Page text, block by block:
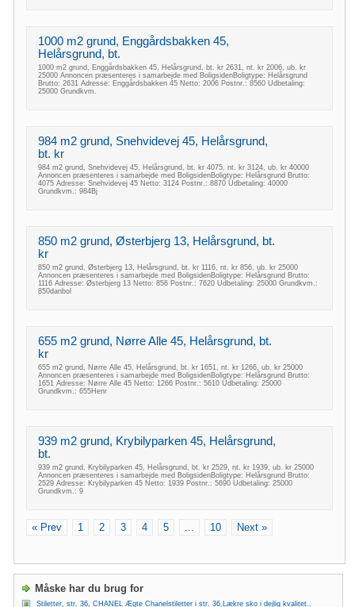
1000 m2 grund, Enggårdsbakken 45,
Helårsgrund, bt.
1000 m2 grund, Enggårdsbakken 45, Helårsgrund, bt. kr 2631, nt. kr 2006, ub. kr
25000 Annoncen præsenteres i samarbejde med BoligsidenBoligtype: Helårsgrund
Brutto: 2631 Adresse: Enggårdsbakken 45 Netto: 2006 Postnr.: 8560 Udbetaling:
25000 Grundkvm.
984 m2 grund, Snehvidevej 45, Helårsgrund,
bt. kr
984 m2 grund, Snehvidevej 45, Helårsgrund, bt. kr 4075, nt. kr 3124, ub. kr 40000
Annoncen præsenteres i samarbejde med BoligsidenBoligtype: Helårsgrund Brutto:
4075 Adresse: Snehvidevej 45 Netto: 3124 Postnr.: 8870 Udbetaling: 40000
Grundkvm.: 984Bj
850 m2 grund, Østerbjerg 13, Helårsgrund, bt.
kr
850 m2 grund, Østerbjerg 13, Helårsgrund, bt. kr 1116, nt. kr 856, ub. kr 25000
Annoncen præsenteres i samarbejde med BoligsidenBoligtype: Helårsgrund Brutto:
1116 Adresse: Østerbjerg 13 Netto: 856 Postnr.: 7620 Udbetaling: 25000 Grundkvm.:
850danbol
655 m2 grund, Nørre Alle 45, Helårsgrund, bt.
kr
655 m2 grund, Nørre Alle 45, Helårsgrund, bt. kr 1651, nt. kr 1266, ub. kr 25000
Annoncen præsenteres i samarbejde med BoligsidenBoligtype: Helårsgrund Brutto:
1651 Adresse: Nørre Alle 45 Netto: 1266 Postnr.: 5610 Udbetaling: 25000
Grundkvm.: 655Henr
939 m2 grund, Krybilyparken 45, Helårsgrund,
bt.
939 m2 grund, Krybilyparken 45, Helårsgrund, bt. kr 2529, nt. kr 1939, ub. kr 25000
Annoncen præsenteres i samarbejde med BoligsidenBoligtype: Helårsgrund Brutto:
2529 Adresse: Krybilyparken 45 Netto: 1939 Postnr.: 5690 Udbetaling: 25000
Grundkvm.: 9
« Prev 1 2 3 4 5 ... 10 Next »
Måske har du brug for
Stiletter, str. 36, CHANEL Ægte Chanelstiletter i str. 36.Lækre sko i dejlig kvalitet..